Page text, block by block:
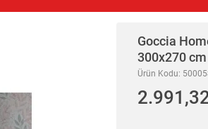
Goccia
300x270 cm
Ürün Kodu: